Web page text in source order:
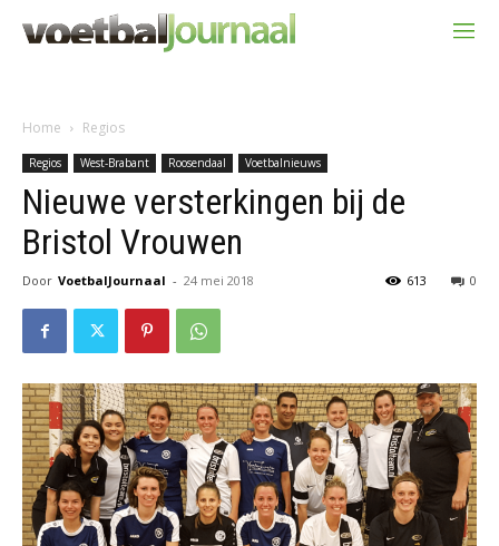
Home Regios
Regios West-Brabant Roosendaal Voetbalnieuws
Nieuwe versterkingen bij de
Bristol Vrouwen
Door VoetbalJournaal - 24 mei 2018 0
613